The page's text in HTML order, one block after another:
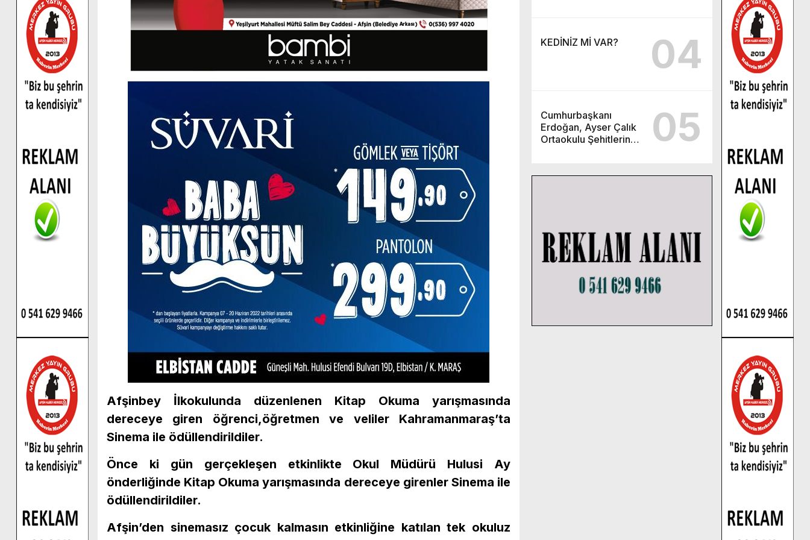
KEDİNİZ Mİ VAR? 04
Cumhurbaşkanı
Erdoğan, Ayser Çalık
Ortaokulu Şehitlerinin
05
Afşinbey İlkokulunda düzenlenen Kitap Okuma yarışmasında
dereceye giren öğrenci,öğretmen ve veliler Kahramanmaraş’ta
Sinema ile ödüllendirildiler.
Önce ki gün gerçekleşen etkinlikte Okul Müdürü Hulusi Ay
önderliğinde Kitap Okuma yarışmasında dereceye girenler Sinema ile
ödüllendirildiler.
Afşin’den sinemasız çocuk kalmasın etkinliğine katılan tek okuluz